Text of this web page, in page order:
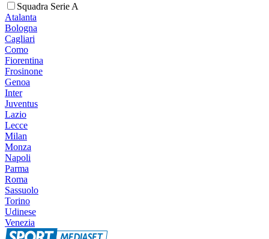
Squadra Serie A
Atalanta
Bologna
Cagliari
Como
Fiorentina
Frosinone
Genoa
Inter
Juventus
Lazio
Lecce
Milan
Monza
Napoli
Parma
Roma
Sassuolo
Torino
Udinese
Venezia